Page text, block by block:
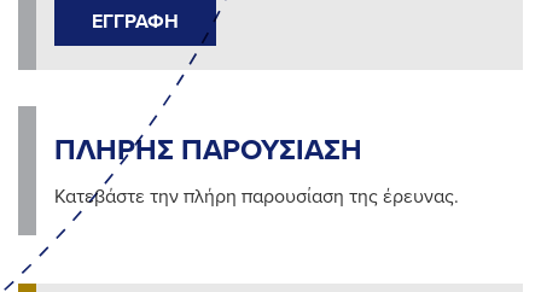
ΕΓΓΡΑΦΗ
ΠΛΗΡΗΣ ΠΑΡΟΥΣΙΑΣΗ
Κατεβάστε την πλήρη παρουσίαση της έρευνας.